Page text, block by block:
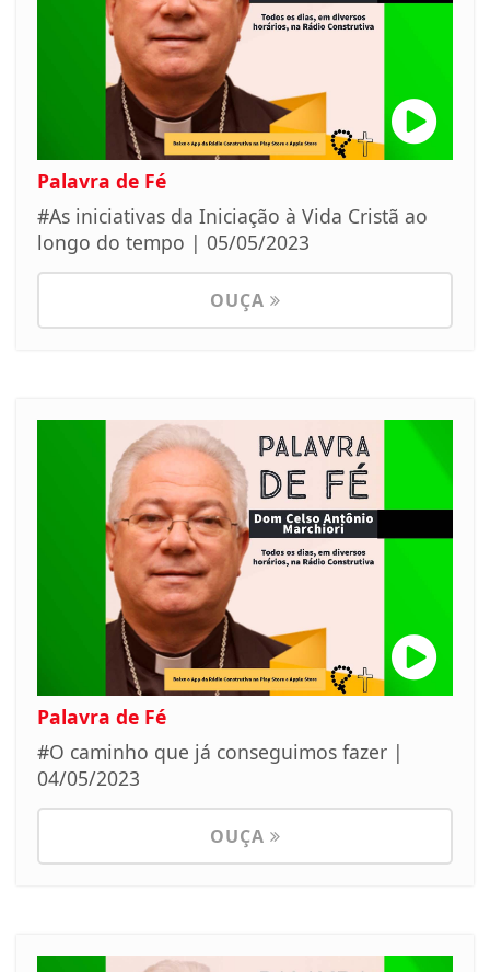
Palavra de Fé
#As iniciativas da Iniciação à Vida Cristã ao
longo do tempo | 05/05/2023
OUÇA
Palavra de Fé
#O caminho que já conseguimos fazer |
04/05/2023
OUÇA